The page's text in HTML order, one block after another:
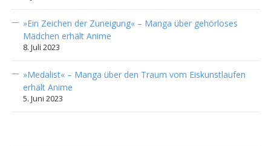
»Ein Zeichen der Zuneigung« – Manga über gehörloses
Mädchen erhält Anime
8. Juli 2023
»Medalist« – Manga über den Traum vom Eiskunstlaufen
erhält Anime
5. Juni 2023